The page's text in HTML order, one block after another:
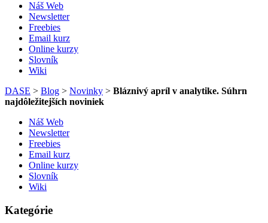
Náš Web
Newsletter
Freebies
Email kurz
Online kurzy
Slovník
Wiki
DASE > Blog > Novinky > Bláznivý apríl v analytike. Súhrn
najdôležitejších noviniek
Náš Web
Newsletter
Freebies
Email kurz
Online kurzy
Slovník
Wiki
Kategórie